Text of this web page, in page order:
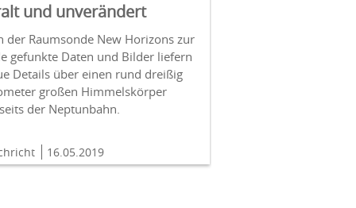
und unverändert
der Raumsonde New Horizons zur
gefunkte Daten und Bilder liefern
Details über einen rund dreißig
großen Himmelskörper
der Neptunbahn.
16.05.2019